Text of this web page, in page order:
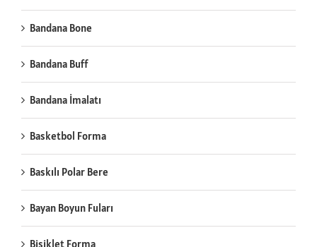
Bandana Bone
Bandana Buff
Bandana İmalatı
Basketbol Forma
Baskılı Polar Bere
Bayan Boyun Fuları
Bisiklet Forma